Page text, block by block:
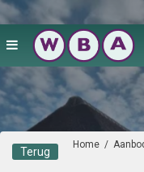
Home /
Terug